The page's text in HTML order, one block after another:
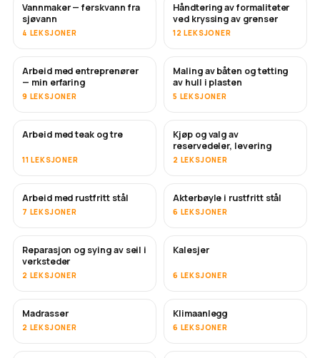
SNART
Vannmaker — ferskvann fra
sjøvann
4 LEKSJONER
Håndtering av formaliteter
ved kryssing av grenser
12 LEKSJONER
SNART
Arbeid med entreprenører
— min erfaring
9 LEKSJONER
SNART
Maling av båten og tetting
av hull i plasten
5 LEKSJONER
Arbeid med teak og tre
11 LEKSJONER
SNART
Kjøp og valg av
reservedeler, levering
2 LEKSJONER
SNART
Arbeid med rustfritt stål
7 LEKSJONER
Akterbøyle i rustfritt stål
6 LEKSJONER
SNART
Reparasjon og sying av seil i
verksteder
2 LEKSJONER
Kalesjer
6 LEKSJONER
Madrasser
2 LEKSJONER
SNART
Klimaanlegg
6 LEKSJONER